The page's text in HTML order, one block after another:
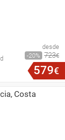
desde
20
723€
579€
Costa